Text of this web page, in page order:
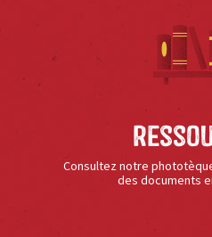
Consultez notre
des documents